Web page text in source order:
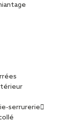
serrurerie